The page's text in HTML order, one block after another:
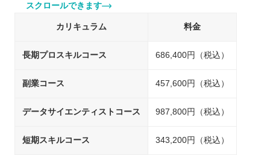
スクロールできます
カリキュラム 料金
長期プロスキルコース 686,400円（税込）
副業コース 457,600円（税込）
データサイエンティストコース 987,800円（税込）
短期スキルコース 343,200円（税込）